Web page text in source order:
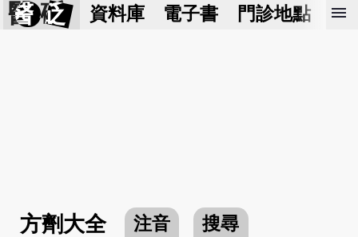
醫 砭 資料庫 電子書 門診地點 預
menu
方劑大全 注音 搜尋